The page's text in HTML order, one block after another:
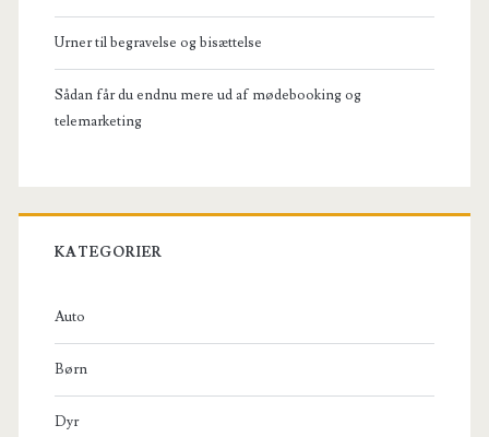
Urner til begravelse og bisættelse
Sådan får du endnu mere ud af mødebooking og
telemarketing
KATEGORIER
Auto
Børn
Dyr